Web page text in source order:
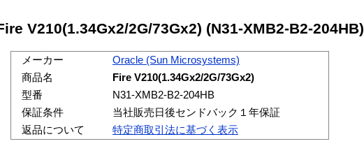
V210(1.34Gx2/2G/73Gx2) (N31-XMB2-B2-204HB)
メーカー
Oracle (Sun Microsystems)
商品名
Fire V210(1.34Gx2/2G/73Gx2)
型番
N31-XMB2-B2-204HB
保証条件
当社販売日後センドバック１年保証
返品について
特定商取引法に基づく表示